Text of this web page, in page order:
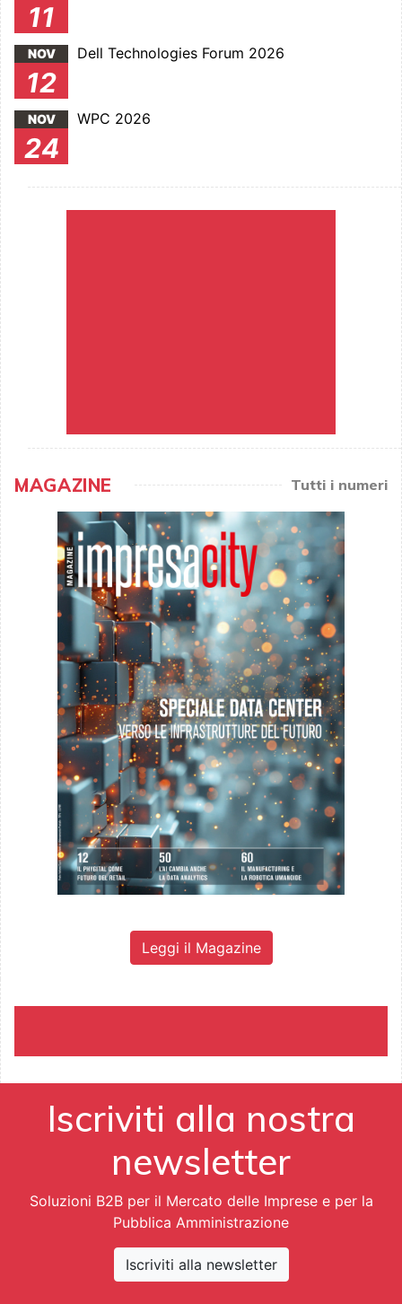
11
NOV
12
Dell Technologies Forum 2026
NOV
24
WPC 2026
MAGAZINE Tutti i numeri
Leggi il Magazine
Iscriviti alla nostra
newsletter
Soluzioni B2B per il Mercato delle Imprese e per la
Pubblica Amministrazione
Iscriviti alla newsletter